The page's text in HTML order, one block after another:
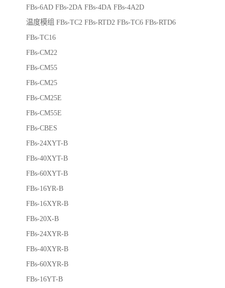
FBs-6AD FBs-2DA FBs-4DA FBs-4A2D
温度模组 FBs-TC2 FBs-RTD2 FBs-TC6 FBs-RTD6
FBs-TC16
FBs-CM22
FBs-CM55
FBs-CM25
FBs-CM25E
FBs-CM55E
FBs-CBES
FBs-24XYT-B
FBs-40XYT-B
FBs-60XYT-B
FBs-16YR-B
FBs-16XYR-B
FBs-20X-B
FBs-24XYR-B
FBs-40XYR-B
FBs-60XYR-B
FBs-16YT-B